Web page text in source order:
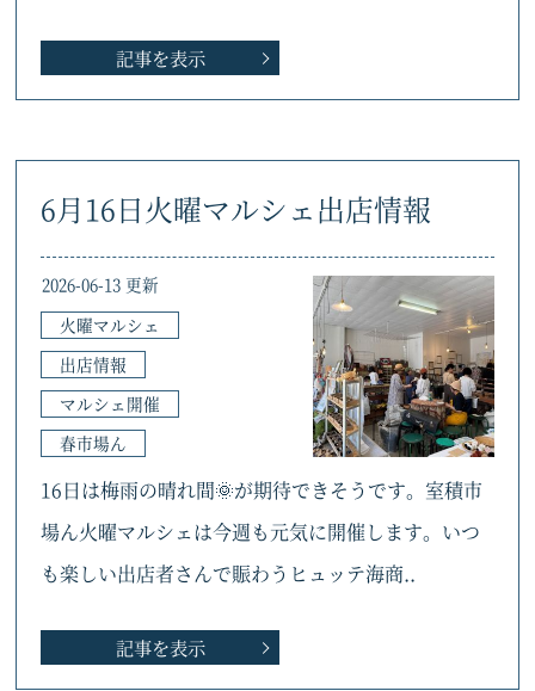
記事を表示
6月16日火曜マルシェ出店情報
2026-06-13 更新
火曜マルシェ
出店情報
マルシェ開催
春市場ん
16日は梅雨の晴れ間🌞が期待できそうです。室積市
場ん火曜マルシェは今週も元気に開催します。いつ
も楽しい出店者さんで賑わうヒュッテ海商..
記事を表示